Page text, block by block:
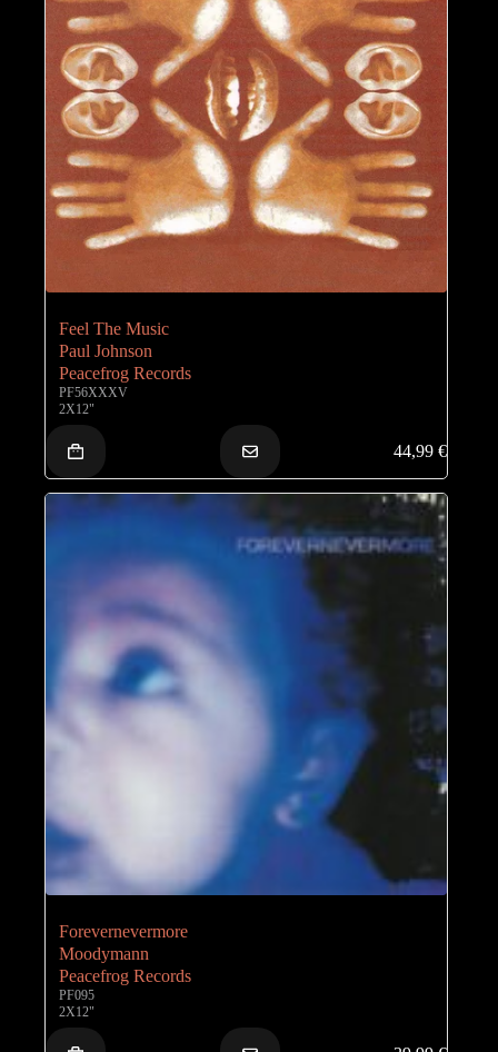
Feel The Music
Paul Johnson
Peacefrog Records
PF56XXXV
2X12"
44,99€
Forevernevermore
Moodymann
Peacefrog Records
PF095
2X12"